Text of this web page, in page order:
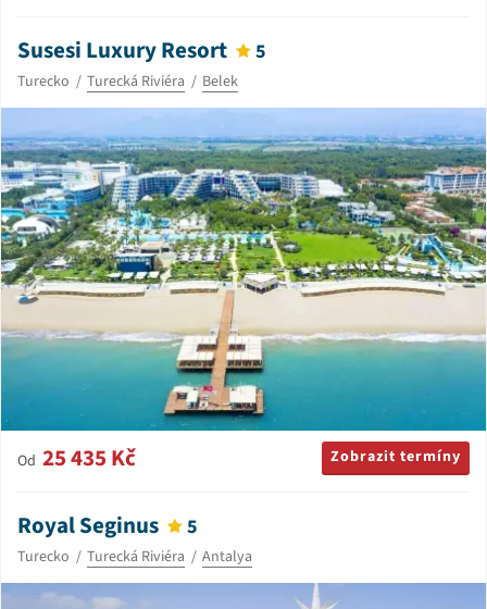
Susesi Luxury Resort 5
Turecko Turecká Riviéra Belek
Od 25 435 Kč Zobrazit termíny
Royal Seginus 5
Turecko Turecká Riviéra Antalya